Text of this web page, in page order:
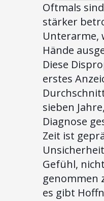
Oftmals
stärker
Unterarme,
Hände
Diese
erstes
sieben
Diagnose
Zeit ist
Gefühl,
genommen
es gibt